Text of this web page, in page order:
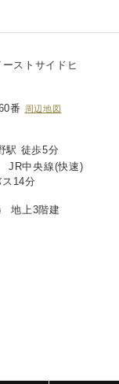
ストサイドヒ
番 周辺地図
駅 徒歩5分
中央線(快速)
14分
地上3階建